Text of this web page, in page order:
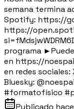
semana termina
Spotify: https://
https://
programa
en https://
en redes sociales:
Bluesky:
#formatofísico
Publicado